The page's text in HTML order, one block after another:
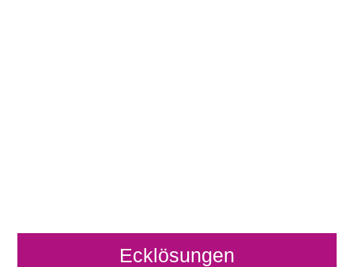
Ecklösungen